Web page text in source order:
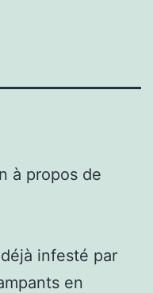
à propos de
infesté par
en